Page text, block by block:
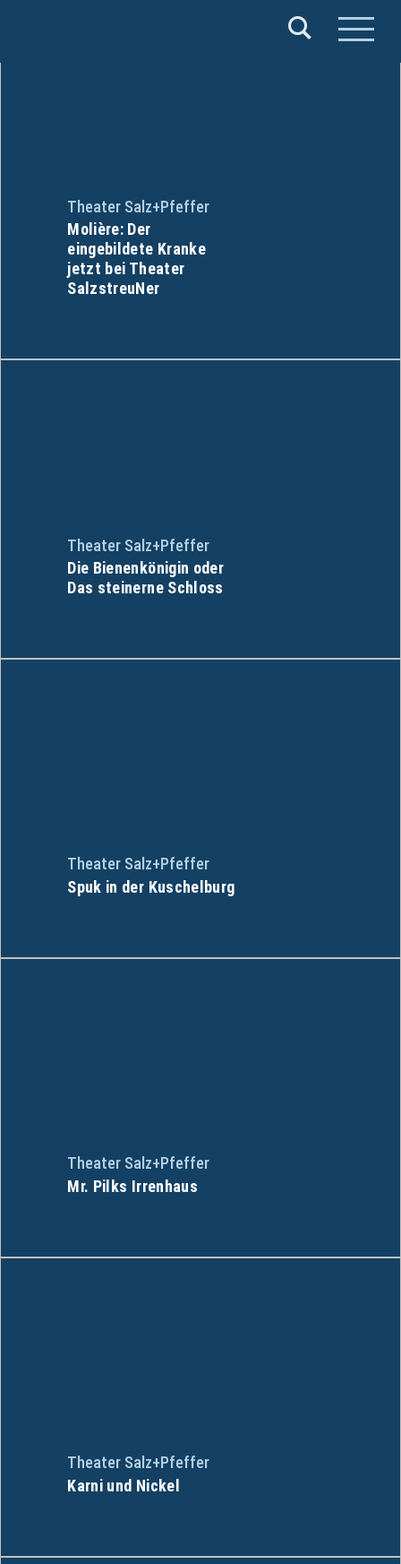
Theater Salz+Pfeffer
Molière: Der
eingebildete Kranke
jetzt bei Theater
SalzstreuNer
Theater Salz+Pfeffer
Die Bienenkönigin oder
Das steinerne Schloss
Theater Salz+Pfeffer
Spuk in der Kuschelburg
Theater Salz+Pfeffer
Mr. Pilks Irrenhaus
Theater Salz+Pfeffer
Karni und Nickel